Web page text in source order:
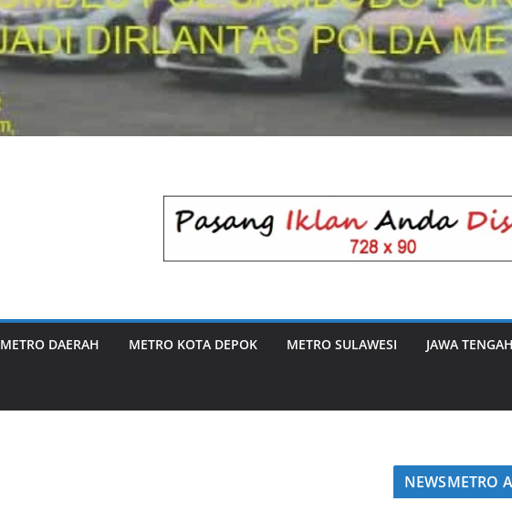
METRO DAERAH METRO KOTA DEPOK METRO SULAWESI JAWA TENGAH
NEWSMETRO